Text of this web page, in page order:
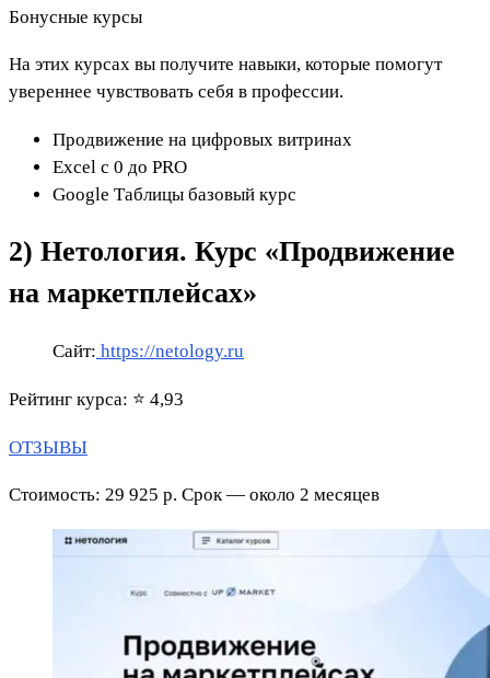
Бонусные курсы
На этих курсах вы получите навыки, которые помогут
увереннее чувствовать себя в профессии.
Продвижение на цифровых витринах
Excel с 0 до PRO
Google Таблицы базовый курс
2) Нетология. Курс «Продвижение
на маркетплейсах»
Сайт: https://netology.ru
Рейтинг курса: ⭐ 4,93
ОТЗЫВЫ
Стоимость: 29 925 р. Срок — около 2 месяцев